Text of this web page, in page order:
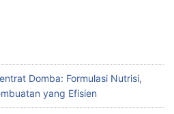
Domba: Formulasi Nutrisi,
yang Efisien